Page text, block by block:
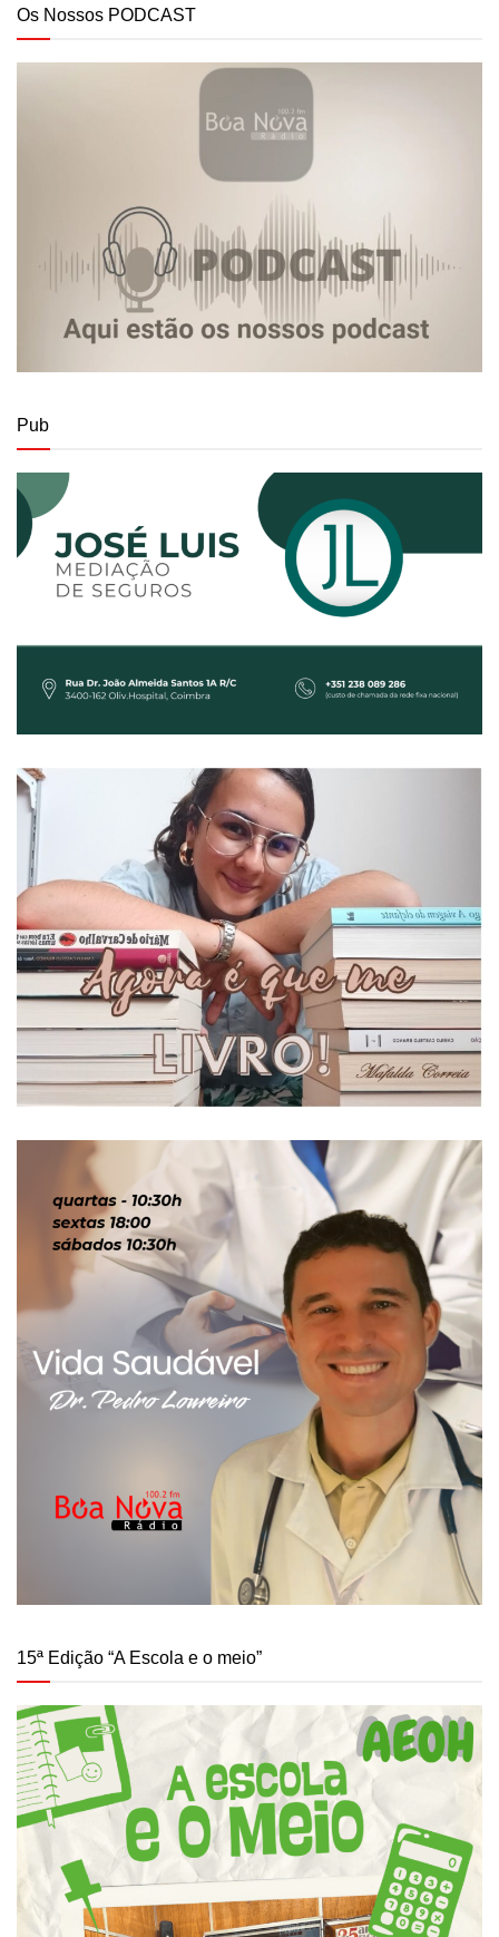
Os Nossos PODCAST
Pub
15ª Edição “A Escola e o meio”